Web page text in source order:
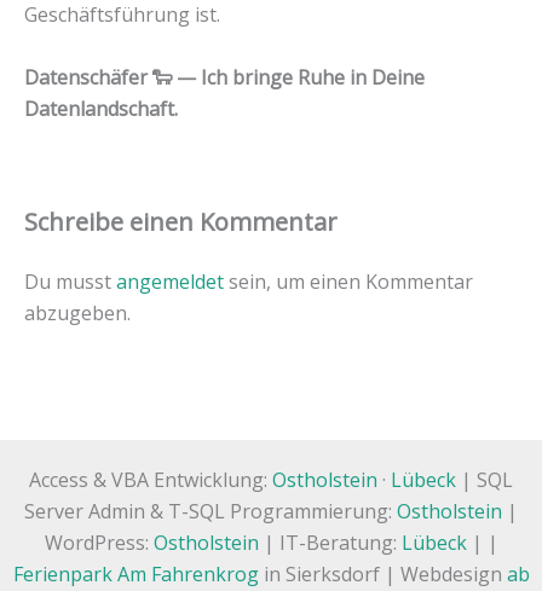
Geschäftsführung ist.
Datenschäfer 🐑 — Ich bringe Ruhe in Deine
Datenlandschaft.
Schreibe einen Kommentar
Du musstangemeldetsein, um einen Kommentar
abzugeben.
Access & VBA Entwicklung: Ostholstein · Lübeck | SQL
Server Admin & T-SQL Programmierung: Ostholstein |
WordPress: Ostholstein | IT-Beratung: Lübeck| |
Ferienpark Am Fahrenkrogin Sierksdorf | Webdesign ab